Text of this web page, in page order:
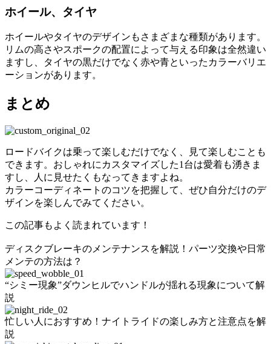
ホイール、タイヤ
ホイールやタイヤのデザインもさまざまな種類があります。
リムの高さやスポークの配置によって与える印象は全然違い
ますし、タイヤの黒だけでなく赤や青といったカラーバリエ
ーションがあります。
まとめ
ロードバイクは乗って楽しむだけでなく、見て楽しむことも
できます。おしゃれにカスタマイズした1台は愛着も湧きま
すし、人に見せたくもなってきますよね。
カラーコーディネートのコツを把握して、ぜひ自分だけのデ
ザインを楽しんでみてください。
この記事もよく読まれています！
ディスクブレーキのメンテナンスを解説！パーツ交換や日常
メンテの方法は？
“シミー現象”ダウンヒルでハンドルが揺れる現象について解
説
忙しい人におすすめ！ナイトライドの楽しみ方と注意点を解
説